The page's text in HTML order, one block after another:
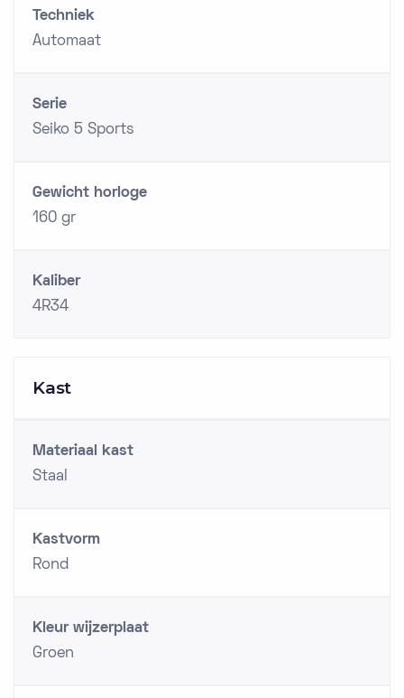
Techniek
Automaat
Serie
Seiko 5 Sports
Gewicht horloge
160 gr
Kaliber
4R34
Kast
Materiaal kast
Staal
Kastvorm
Rond
Kleur wijzerplaat
Groen